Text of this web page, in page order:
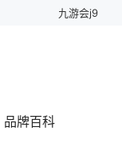
九游会j9
品牌百科